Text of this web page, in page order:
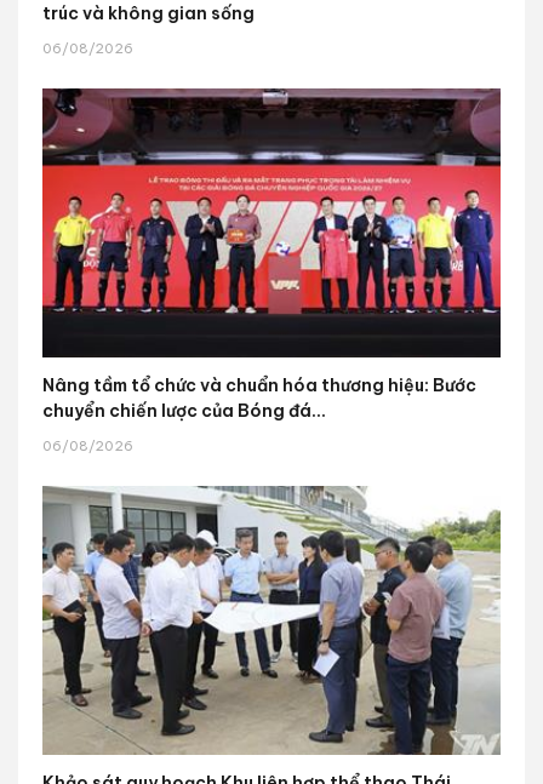
trúc và không gian sống
06/08/2026
Nâng tầm tổ chức và chuẩn hóa thương hiệu: Bước
chuyển chiến lược của Bóng đá...
06/08/2026